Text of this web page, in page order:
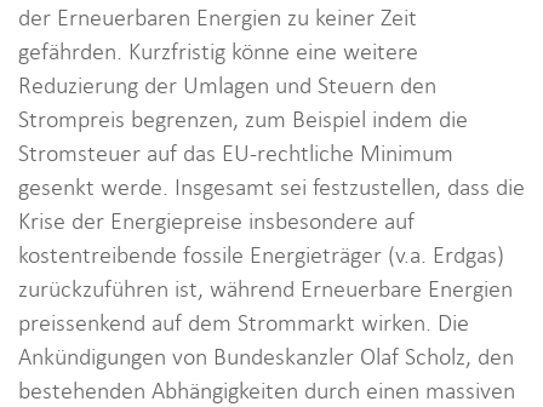
der Erneuerbaren Energien zu keiner Zeit
gefährden. Kurzfristig könne eine weitere
Reduzierung der Umlagen und Steuern den
Strompreis begrenzen, zum Beispiel indem die
Stromsteuer auf das EU-rechtliche Minimum
gesenkt werde. Insgesamt sei festzustellen, dass die
Krise der Energiepreise insbesondere auf
kostentreibende fossile Energieträger (v.a. Erdgas)
zurückzuführen ist, während Erneuerbare Energien
preissenkend auf dem Strommarkt wirken. Die
Ankündigungen von Bundeskanzler Olaf Scholz, den
bestehenden Abhängigkeiten durch einen massiven